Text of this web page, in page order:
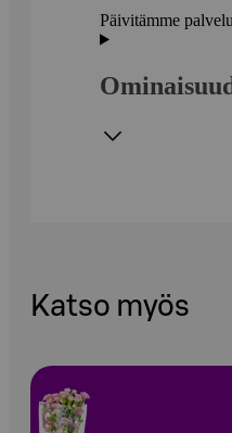
Päivitämme
Katso myös